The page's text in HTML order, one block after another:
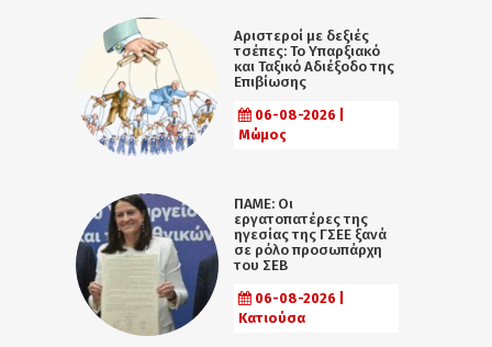
Αριστεροί με δεξιές
τσέπες: Το Υπαρξιακό
και Ταξικό Αδιέξοδο της
Επιβίωσης
06-08-2026 |
Μώμος
ΠΑΜΕ: Οι
εργατοπατέρες της
ηγεσίας της ΓΣΕΕ ξανά
σε ρόλο προσωπάρχη
του ΣΕΒ
06-08-2026 |
Κατιούσα